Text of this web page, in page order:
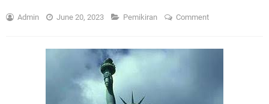
Admin June 20, 2023 Pemikiran Comment